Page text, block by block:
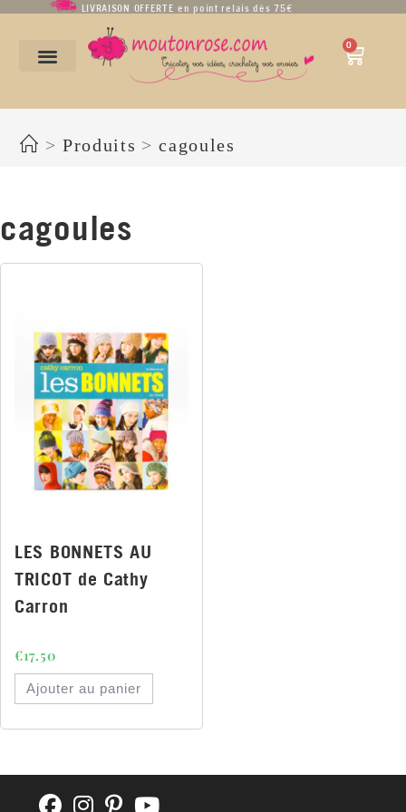
LIVRAISON OFFERTE en point relais dès 75€
0
> Produits > cagoules
cagoules
LES BONNETS AU
TRICOT de Cathy
Carron
€17.50
Ajouter au panier